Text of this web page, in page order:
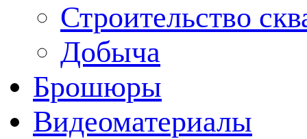
Строительство
Добыча
Брошюры
Видеоматериалы